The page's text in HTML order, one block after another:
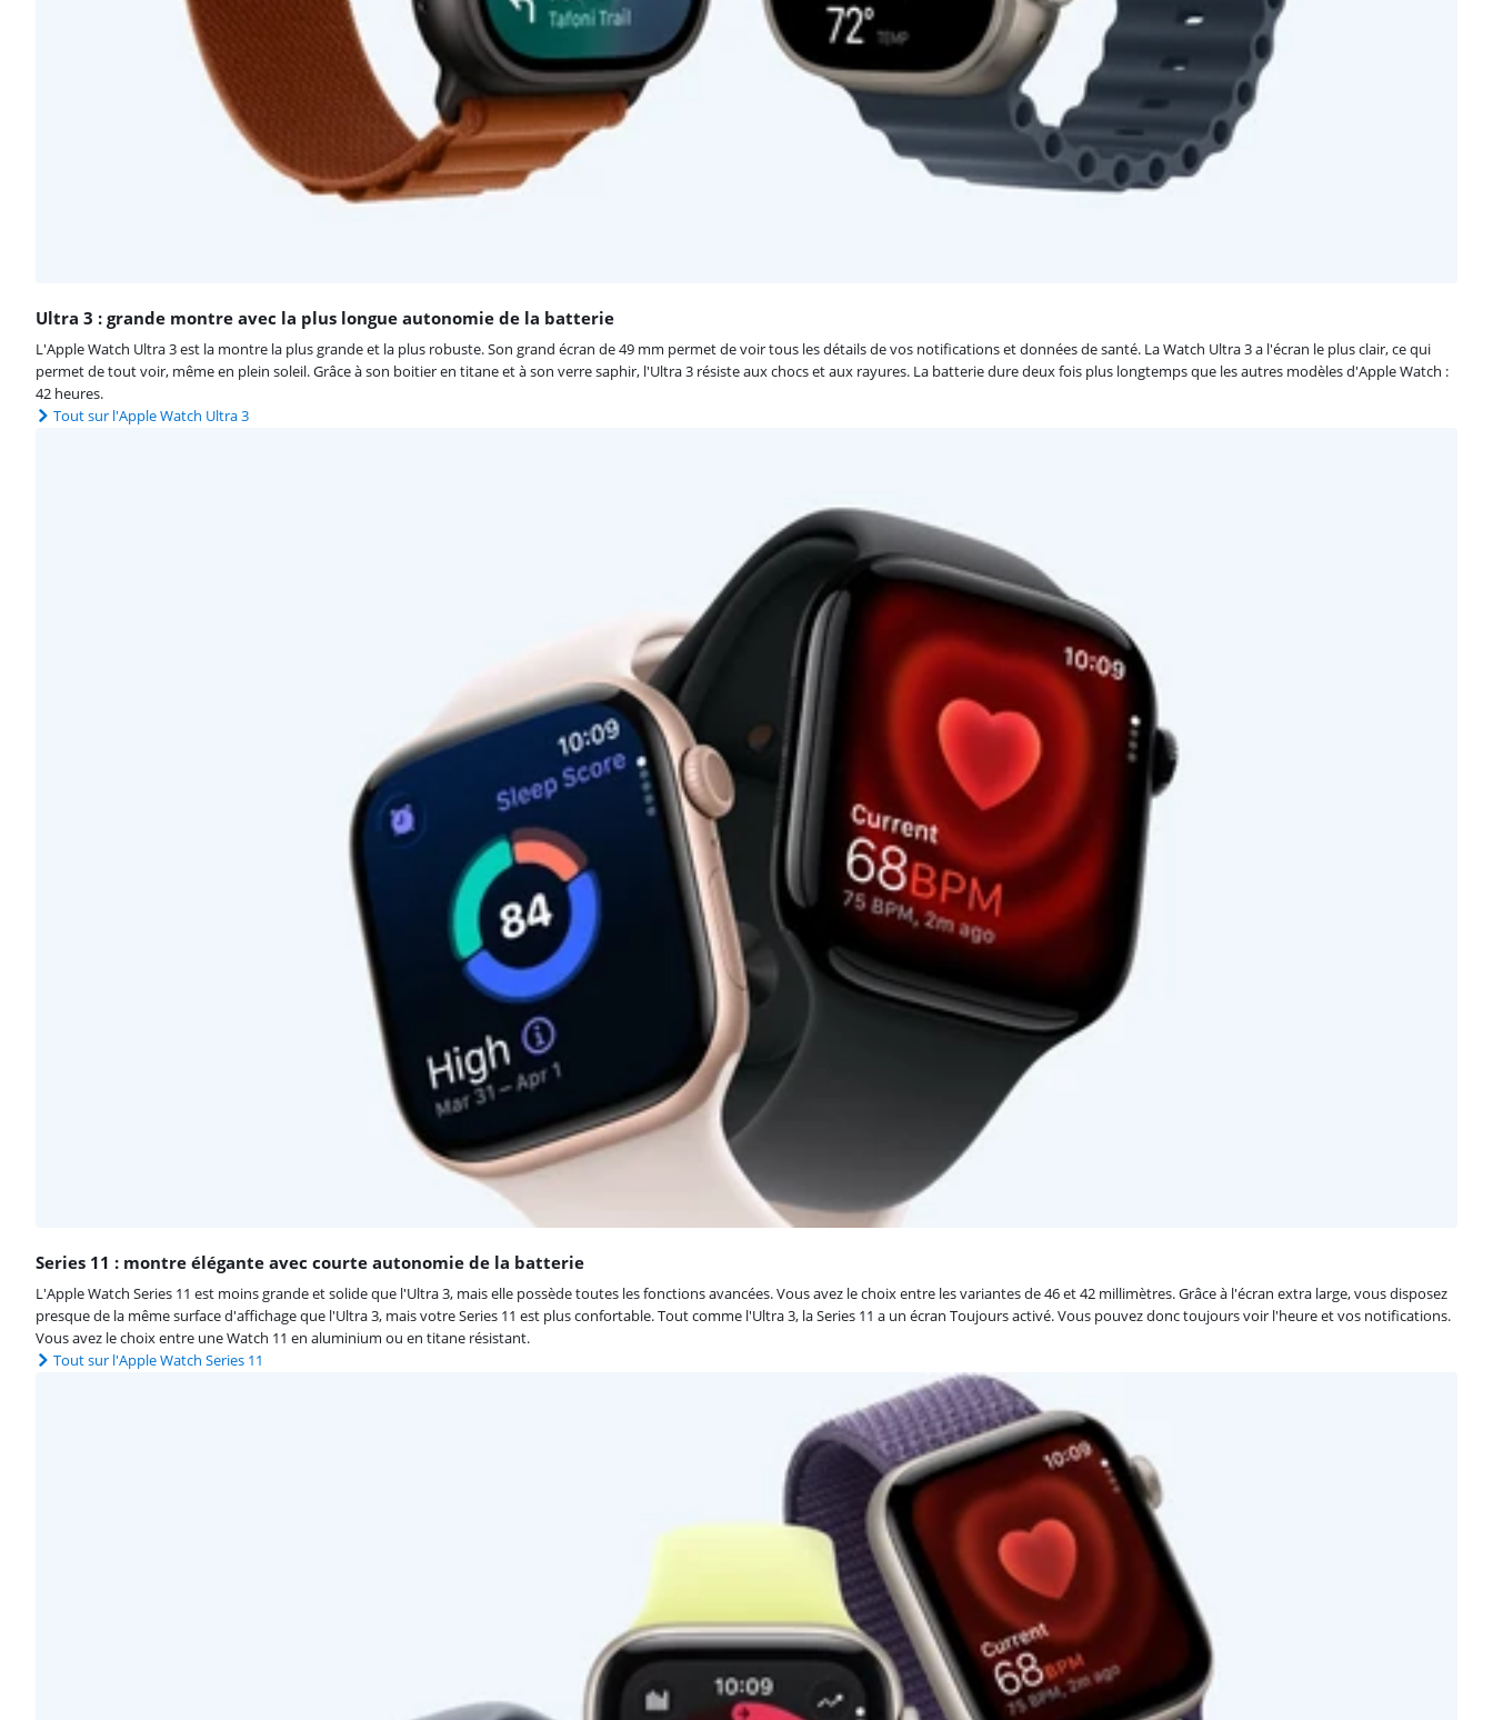
Ultra 3 : grande montre avec la plus longue autonomie de la batterie
L'Apple Watch Ultra 3 est la montre la plus grande et la plus robuste. Son grand écran de 49 mm permet de voir tous les détails de vos notifications et données de santé. La Watch Ultra 3 a l'écran le plus clair, ce qui
permet de tout voir, même en plein soleil. Grâce à son boitier en titane et à son verre saphir, l'Ultra 3 résiste aux chocs et aux rayures. La batterie dure deux fois plus longtemps que les autres modèles d'Apple Watch :
42 heures.
Tout sur l'Apple Watch Ultra 3
Series 11 : montre élégante avec courte autonomie de la batterie
L'Apple Watch Series 11 est moins grande et solide que l'Ultra 3, mais elle possède toutes les fonctions avancées. Vous avez le choix entre les variantes de 46 et 42 millimètres. Grâce à l'écran extra large, vous disposez
presque de la même surface d'affichage que l'Ultra 3, mais votre Series 11 est plus confortable. Tout comme l'Ultra 3, la Series 11 a un écran Toujours activé. Vous pouvez donc toujours voir l'heure et vos notifications.
Vous avez le choix entre une Watch 11 en aluminium ou en titane résistant.
Tout sur l'Apple Watch Series 11